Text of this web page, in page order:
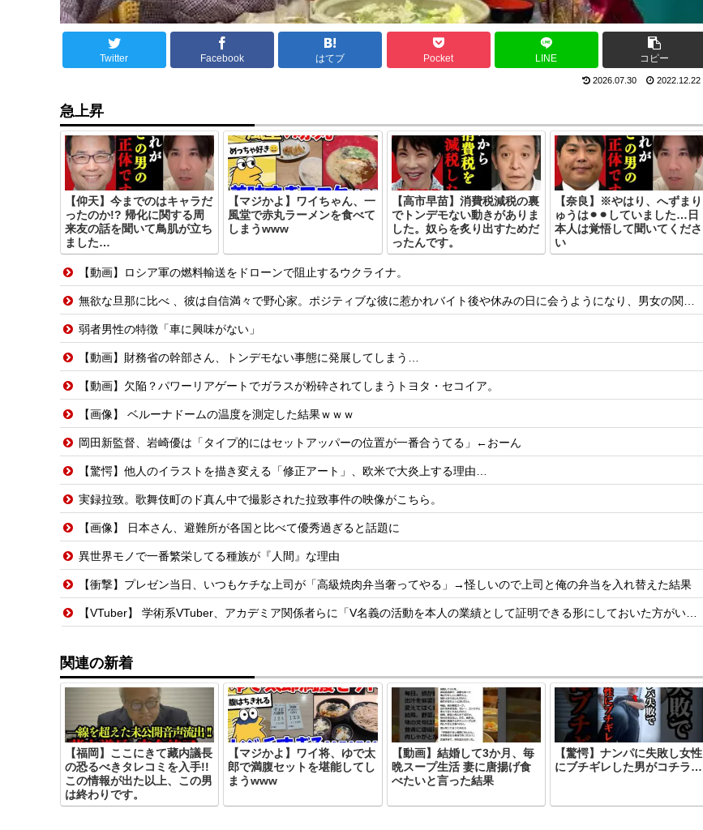
Twitter Facebook はてブ Pocket LINE コピー
2026.07.30 2022.12.22
急上昇
【仰天】今までのはキャラだ
ったのか!? 帰化に関する周
来友の話を聞いて鳥肌が立ち
ました…
【マジかよ】ワイちゃん、一
風堂で赤丸ラーメンを食べて
しまうwww
【高市早苗】消費税減税の裏
でトンデモない動きがありま
した。奴らを炙り出すためだ
ったんです。
【奈良】※やはり、へずまり
ゅうは⚫︎⚫︎していました…日
本人は覚悟して聞いてくださ
い
【動画】ロシア軍の燃料輸送をドローンで阻止するウクライナ。
無欲な旦那に比べ 、彼は自信満々で野心家。ポジティブな彼に惹かれバイト後や休みの日に会うようになり、男女の関係になるまで時間はいらなかった... だが彼はただのバカだったｗ
弱者男性の特徴「車に興味がない」
【動画】財務省の幹部さん、トンデモない事態に発展してしまう…
【動画】欠陥？パワーリアゲートでガラスが粉砕されてしまうトヨタ・セコイア。
【画像】 ベルーナドームの温度を測定した結果ｗｗｗ
岡田新監督、岩崎優は「タイプ的にはセットアッパーの位置が一番合うてる」←おーん
【驚愕】他人のイラストを描き変える「修正アート」、欧米で大炎上する理由…
実録拉致。歌舞伎町のド真ん中で撮影された拉致事件の映像がこちら。
【画像】 日本さん、避難所が各国と比べて優秀過ぎると話題に
異世界モノで一番繁栄してる種族が『人間』な理由
【衝撃】プレゼン当日、いつもケチな上司が「高級焼肉弁当奢ってやる」→怪しいので上司と俺の弁当を入れ替えた結果
【VTuber】 学術系VTuber、アカデミア関係者らに「V名義の活動を本人の業績として証明できる形にしておいた方がいい」← どうやって証明しておけばいいんだろうな
関連の新着
【福岡】ここにきて藏内議長
の恐るべきタレコミを入手!!
この情報が出た以上、この男
は終わりです。
【マジかよ】ワイ将、ゆで太
郎で満腹セットを堪能してし
まうwww
【動画】結婚して3か月、毎
晩スープ生活 妻に唐揚げ食
べたいと言った結果
【驚愕】ナンパに失敗し女性
にブチギレした男がコチラ…